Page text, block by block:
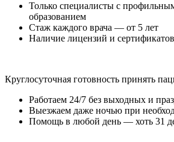
Только специалисты с
образованием
Стаж каждого врача — от 5 лет
Наличие лицензий и сертификатов
Круглосуточная готовность принять
Работаем 24/7 без выходных и
Выезжаем даже ночью при
Помощь в любой день — хоть 31